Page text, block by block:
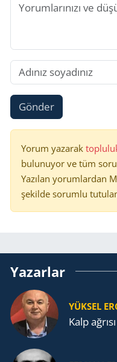
Gönder
Yorum yazarak
bulunuyor ve tüm
Yazılan yorumlardan
şekilde sorumlu
Yazarlar
YÜKSEL
Kalp ağrısı